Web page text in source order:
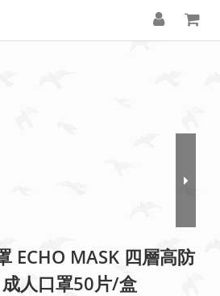
ECHO MASK 四層高防
人口罩50片/盒